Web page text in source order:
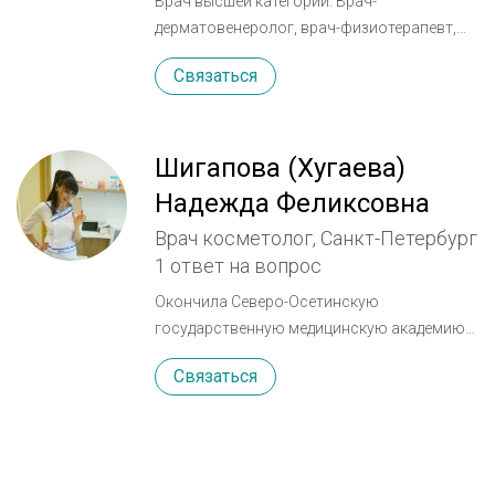
области контурной пластики и аппаратных
методик омоложения.
дерматовенеролог, врач-физиотерапевт,
победитель в номинации лучший
специалист в аппаратной косметологии
Связаться
Шигапова (Хугаева)
Надежда Феликсовна
Врач косметолог, Санкт-Петербург
1 ответ на вопрос
Окончила Северо-Осетинскую
государственную медицинскую академию
(ГОУ ВПО СОГМА) по cпециальности
«педиатрия» (2011г). Клиническую
Связаться